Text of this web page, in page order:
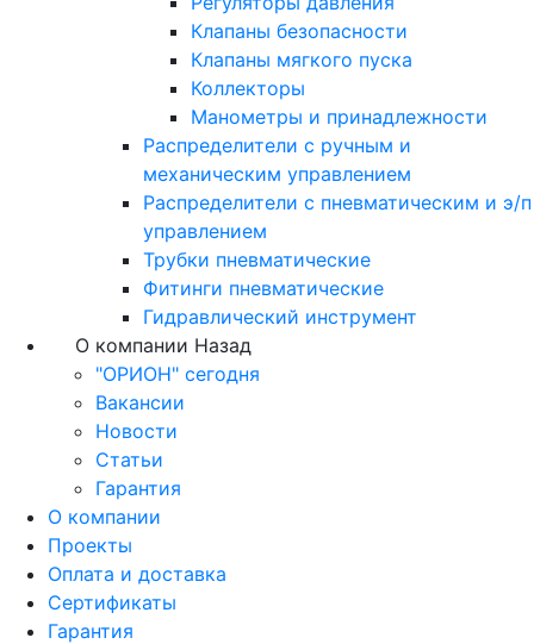
Клапаны безопасности
Клапаны мягкого пуска
Коллекторы
Манометры и принадлежности
Распределители с ручным и
механическим управлением
Распределители с пневматическим и э/п
управлением
Трубки пневматические
Фитинги пневматические
Гидравлический инструмент
О компании Назад
"ОРИОН" сегодня
Вакансии
Новости
Статьи
Гарантия
О компании
Проекты
Оплата и доставка
Сертификаты
Гарантия